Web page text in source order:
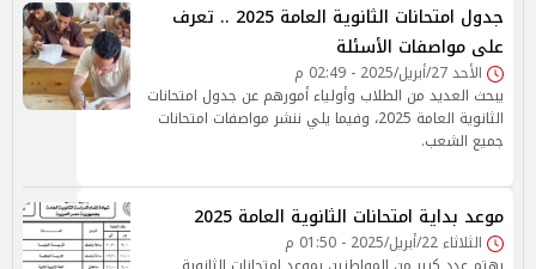
جدول امتحانات الثانوية العامة 2025 .. تعرف
على مواصفات الأسئلة
الأحد 27/أبريل/2025 - 02:49 م
يبحث العديد من الطلاب وأولياء أمورهم عن جدول امتحانات
الثانوية العامة 2025، وفيما يلي ننشر مواصفات امتحانات
جميع الشعب.
موعد بداية امتحانات الثانوية العامة 2025
الثلاثاء 22/أبريل/2025 - 01:50 م